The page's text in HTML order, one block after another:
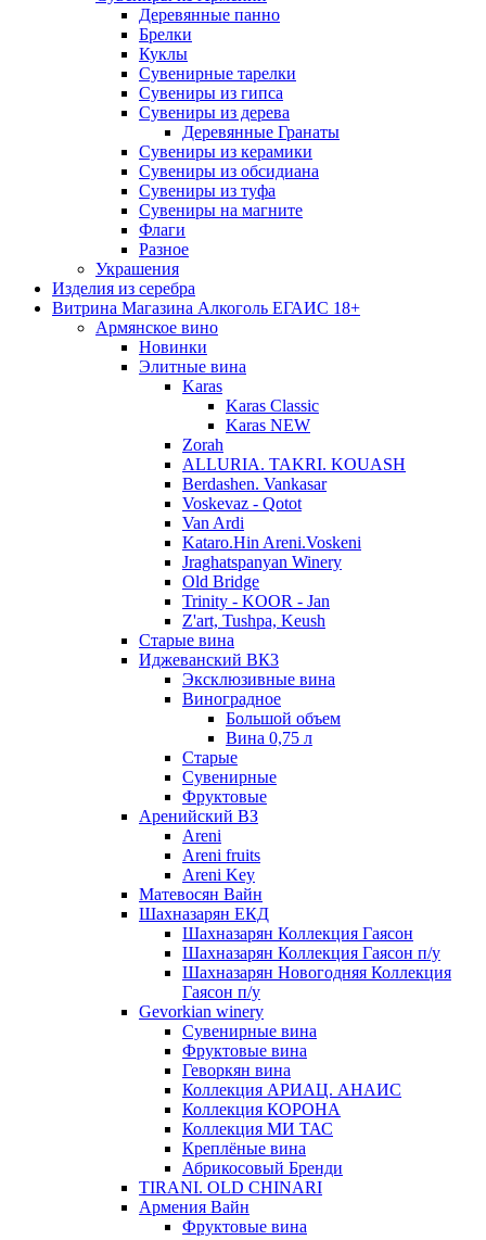
Деревянные панно
Брелки
Куклы
Сувенирные тарелки
Сувениры из гипса
Сувениры из дерева
Деревянные Гранаты
Сувениры из керамики
Сувениры из обсидиана
Сувениры из туфа
Сувениры на магните
Флаги
Разное
Украшения
Изделия из серебра
Витрина Магазина Алкоголь ЕГАИС 18+
Армянское вино
Новинки
Элитные вина
Karas
Karas Classic
Karas NEW
Zorah
ALLURIA. TAKRI. KOUASH
Berdashen. Vankasar
Voskevaz - Qotot
Van Ardi
Kataro.Hin Areni.Voskeni
Jraghatspanyan Winery
Old Bridge
Trinity - KOOR - Jan
Z'art, Tushpa, Keush
Старые вина
Иджеванский ВК3
Эксклюзивные вина
Виноградное
Большой объем
Вина 0,75 л
Старые
Сувенирные
Фруктовые
Аренийский ВЗ
Areni
Areni fruits
Areni Key
Матевосян Вайн
Шахназарян ЕКД
Шахназарян Коллекция Гаясон
Шахназарян Коллекция Гаясон п/у
Шахназарян Новогодняя Коллекция
Гаясон п/у
Gevorkian winery
Сувенирные вина
Фруктовые вина
Геворкян вина
Коллекция АРИАЦ. АНАИС
Коллекция КОРОНА
Коллекция МИ ТАС
Креплёные вина
Абрикосовый Бренди
TIRANI. OLD CHINARI
Армения Вайн
Фруктовые вина